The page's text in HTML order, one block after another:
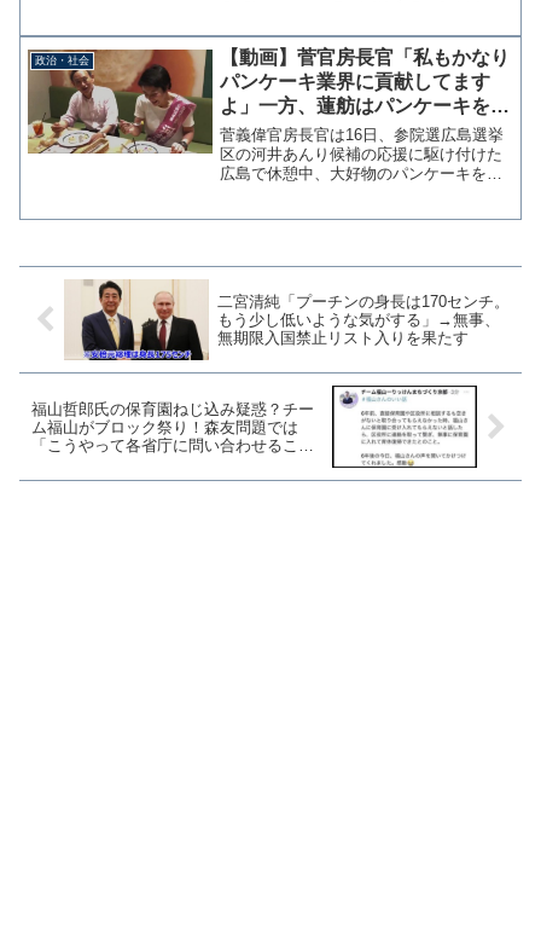
直すため、昭和の激動を経験している宗
男さんの突破力と交渉力...
政治・社会
【動画】菅官房長官「私もかなり
パンケーキ業界に貢献してます
よ」一方、蓮舫はパンケーキを食
べた男性秘書に「は？もう一度聞
く。は？」
菅義偉官房長官は16日、参院選広島選挙
区の河井あんり候補の応援に駆け付けた
広島で休憩中、大好物のパンケーキを食
二宮清純「プーチンの身長は170センチ。
もう少し低いような気がする」→無事、
無期限入国禁止リスト入りを果たす
福山哲郎氏の保育園ねじ込み疑惑？チー
ム福山がブロック祭り！森友問題では
「こうやって各省庁に問い合わせること